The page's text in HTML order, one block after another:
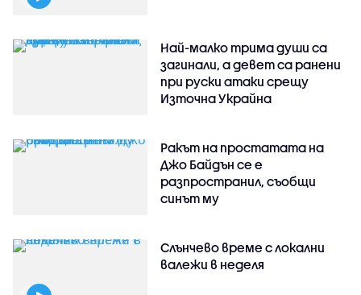
Най-малко трима души са
загинали, а девет са ранени
при руски атаки срещу
Източна Украйна
Ракът на простатата на
Джо Байдън се е
разпространил, съобщи
синът му
Слънчево време с локални
валежи в неделя